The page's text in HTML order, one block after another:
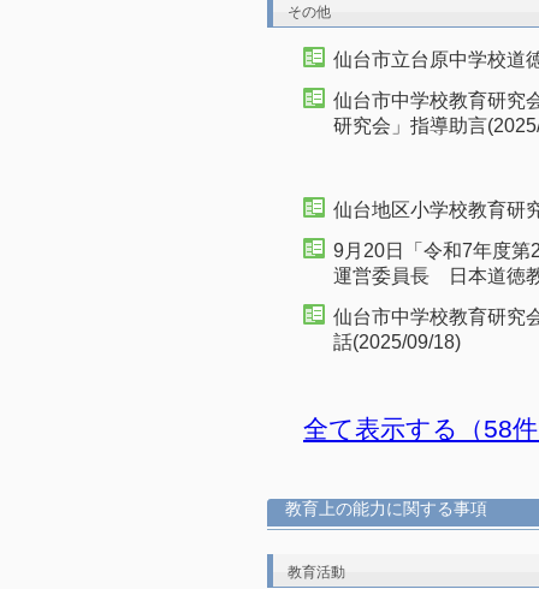
その他
仙台市立台原中学校
仙台市中学校教育研究
研究会」指導助言
仙台地区小学校教育研
9月20日「令和7年度第
運営委員長 日本道徳
仙台市中学校教育研究
話(2025/09/18)
全て表示する（58
教育上の能力に関する事項
教育活動